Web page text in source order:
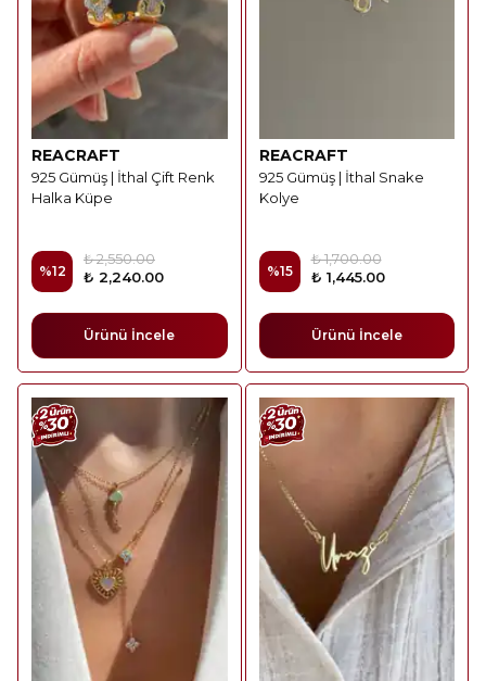
REACRAFT
925 Gümüş | İthal Çift Renk
Halka Küpe
%12
₺ 2,550.00
₺ 2,240.00
Ürünü İncele
REACRAFT
925 Gümüş | İthal Snake
Kolye
%15
₺ 1,700.00
₺ 1,445.00
Ürünü İncele